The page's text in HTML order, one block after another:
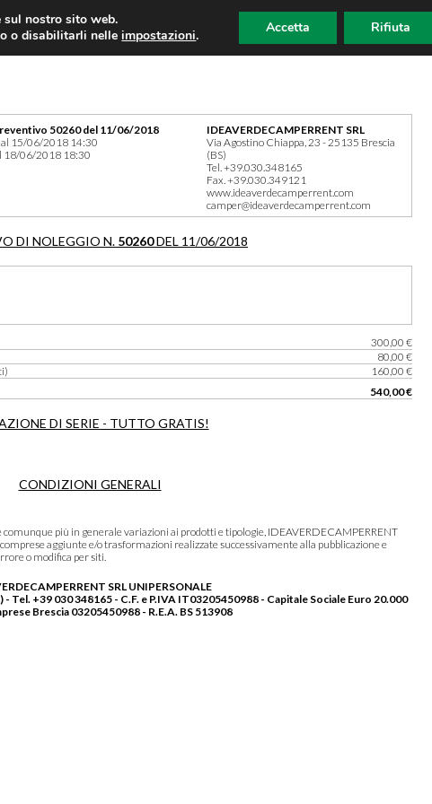
IDEAVERDECAMPERRENT SRL
Via Agostino Chiappa, 23 - 25135 Brescia
(BS)
Tel. +39.030.348165
Fax. +39.030.349121
www.ideaverdecamperrent.com
camper@ideaverdecamperrent.com
50260 del 11/06/2018
15/06/2018 14:30
18/06/2018 18:30
DI NOLEGGIO N. 50260DEL 11/06/2018
300,00 €
80,00 €
160,00 €
540,00 €
DI SERIE - TUTTO GRATIS!
CONDIZIONI GENERALI
più in generale variazioni ai prodotti e tipologie, IDEAVERDECAMPERRENT
aggiunte e/o trasformazioni realizzate successivamente alla pubblicazione e
o modifica per siti.
SRL UNIPERSONALE
Tel. +39 030 348165 - C.F. e P.IVA IT03205450988 - Capitale Sociale Euro 20.000
Brescia 03205450988 - R.E.A. BS 513908
sul nostro sito web.
o disabilitarli nelleimpostazioni. Accetta Rifiuta